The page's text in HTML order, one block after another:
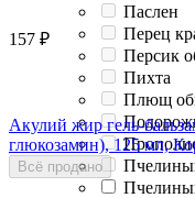
Паслен
Перец
Персик
Пихта
Плющ
157 ₽
Акулий жир гель-
глюкозамин), 125 мл,
Всё продано